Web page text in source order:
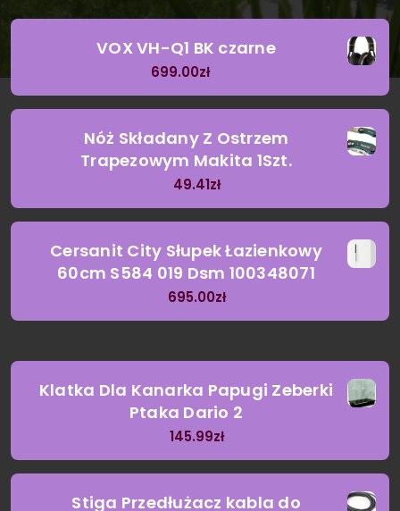
VOX VH-Q1 BK czarne
699.00zł
Nóż Składany Z Ostrzem
Trapezowym Makita 1Szt.
49.41zł
Cersanit City Słupek Łazienkowy
60cm S584 019 Dsm 100348071
695.00zł
Klatka Dla Kanarka Papugi Zeberki
Ptaka Dario 2
145.99zł
Stiga Przedłużacz kabla do